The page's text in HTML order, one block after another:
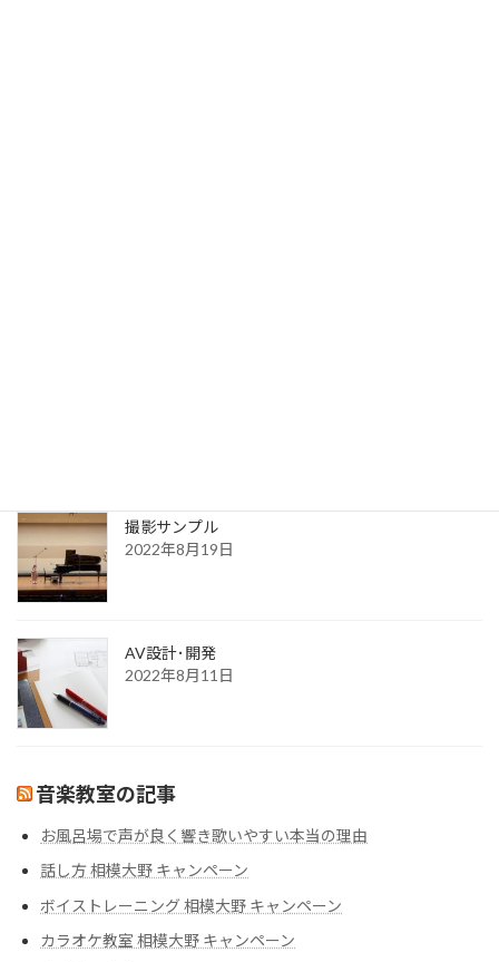
撮影サンプル
2022年8月19日
AV設計･開発
2022年8月11日
音楽教室の記事
お風呂場で声が良く響き歌いやすい本当の理由
話し方 相模大野 キャンペーン
ボイストレーニング 相模大野 キャンペーン
カラオケ教室 相模大野 キャンペーン